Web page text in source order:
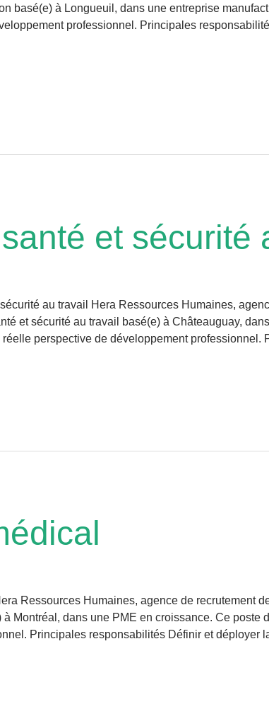
basé(e) à Longueuil, dans une entreprise
professionnel. Principales
et sécurité
au travail Hera Ressources Humaines,
et sécurité au travail basé(e) à Châteauguay,
perspective de développement professionnel.
Ressources Humaines, agence de recrutement
Montréal, dans une PME en croissance. Ce poste
Principales responsabilités Définir et déployer